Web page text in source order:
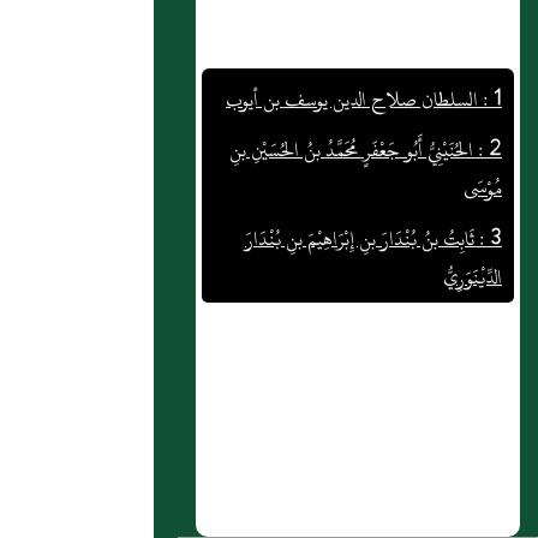
1 : السلطان صلاح الدين يوسف بن أيوب
2 : الحُنَيْنِيُّ أَبُو جَعْفَرٍ مُحَمَّدُ بنُ الحُسَيْنِ بنِ
مُوْسَى
3 : ثَابِتُ بنُ بُنْدَارَ بنِ إِبْرَاهِيْمَ بنِ بُنْدَارَ
الدِّيْنَوَرِيُّ
4 : الحَافِظُ لِدِيْنِ اللهِ عَبْد المَجِيْدِ بن مُحَمَّد